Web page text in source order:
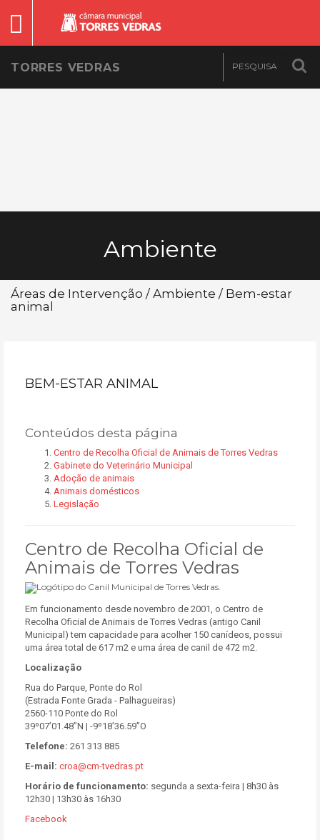
TORRES VEDRAS
Ambiente
Áreas de Intervenção / Ambiente / Bem-estar
animal
BEM-ESTAR ANIMAL
Conteúdos desta página
Centro de Recolha Oficial de Animais de Torres Vedras
Gabinete do Veterinário Municipal
Adoção de animais
Animais domésticos
Legislação
Centro de Recolha Oficial de
Animais de Torres Vedras
Em funcionamento desde novembro de 2001, o Centro de
Recolha Oficial de Animais de Torres Vedras (antigo Canil
Municipal) tem capacidade para acolher 150 canídeos, possui
uma área total de 617 m2 e uma área de canil de 472 m2.
Localização
Rua do Parque, Ponte do Rol
(Estrada Fonte Grada - Palhagueiras)
2560-110 Ponte do Rol
39º07’01.48”N | -9º18’36.59”O
Telefone: 261 313 885
E-mail: croa@cm-tvedras.pt
Horário de funcionamento: segunda a sexta-feira | 8h30 às
12h30 | 13h30 às 16h30
Facebook